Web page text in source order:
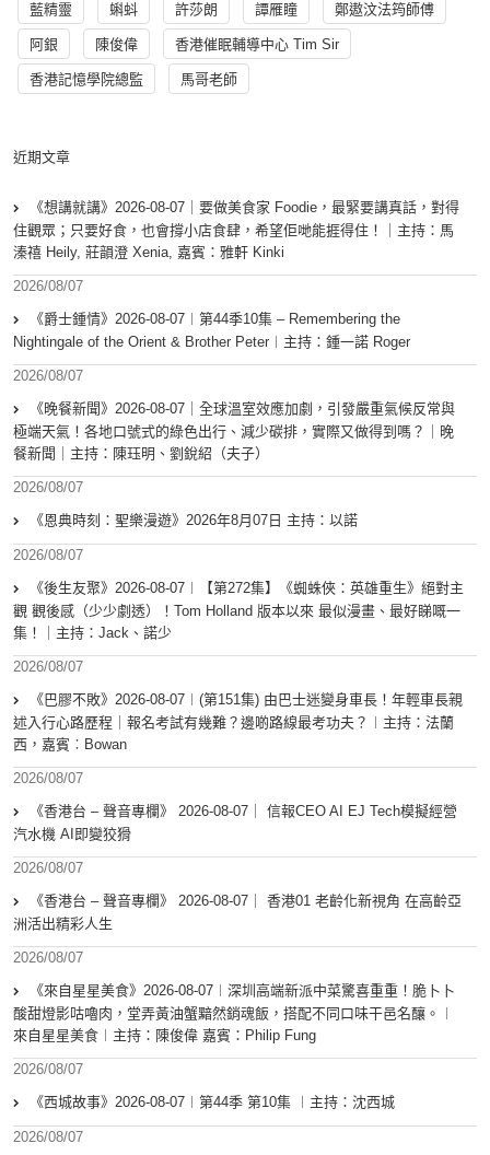
藍精靈 蝌蚪 許莎朗 譚雁瞳 鄭遨汶法筠師傅
阿銀 陳俊偉 香港催眠輔導中心 Tim Sir
香港記憶學院總監 馬哥老師
近期文章
《想講就講》2026-08-07｜要做美食家 Foodie，最緊要講真話，對得
住觀眾；只要好食，也會撐小店食肆，希望佢哋能捱得住！｜主持：馬
溱禧 Heily, 莊韻澄 Xenia, 嘉賓：雅軒 Kinki
2026/08/07
《爵士鍾情》2026-08-07︱第44季10集 – Remembering the
Nightingale of the Orient & Brother Peter︱主持：鍾一諾 Roger
2026/08/07
《晚餐新聞》2026-08-07｜全球溫室效應加劇，引發嚴重氣候反常與
極端天氣！各地口號式的綠色出行、減少碳排，實際又做得到嗎？｜晚
餐新聞｜主持：陳珏明、劉銳紹（夫子）
2026/08/07
《恩典時刻：聖樂漫遊》2026年8月07日 主持：以諾
2026/08/07
《後生友聚》2026-08-07︱【第272集】《蜘蛛俠：英雄重生》絕對主
觀 觀後感（少少劇透）！Tom Holland 版本以來 最似漫畫、最好睇嘅一
集！｜主持：Jack、諾少
2026/08/07
《巴膠不敗》2026-08-07︱(第151集) 由巴士迷變身車長！年輕車長親
述入行心路歷程｜報名考試有幾難？邊啲路線最考功夫？︱主持：法蘭
西，嘉賓︰Bowan
2026/08/07
《香港台 – 聲音專欄》 2026-08-07｜ 信報CEO AI EJ Tech模擬經營
汽水機 AI即變狡猾
2026/08/07
《香港台 – 聲音專欄》 2026-08-07｜ 香港01 老齡化新視角 在高齡亞
洲活出精彩人生
2026/08/07
《來自星星美食》2026-08-07︱深圳高端新派中菜驚喜重重！脆卜卜
酸甜燈影咕嚕肉，堂弄黃油蟹黯然銷魂飯，搭配不同口味干邑名釀。︱
來自星星美食︱主持：陳俊偉 嘉賓：Philip Fung
2026/08/07
《西城故事》2026-08-07︱第44季 第10集 ︱主持：沈西城
2026/08/07